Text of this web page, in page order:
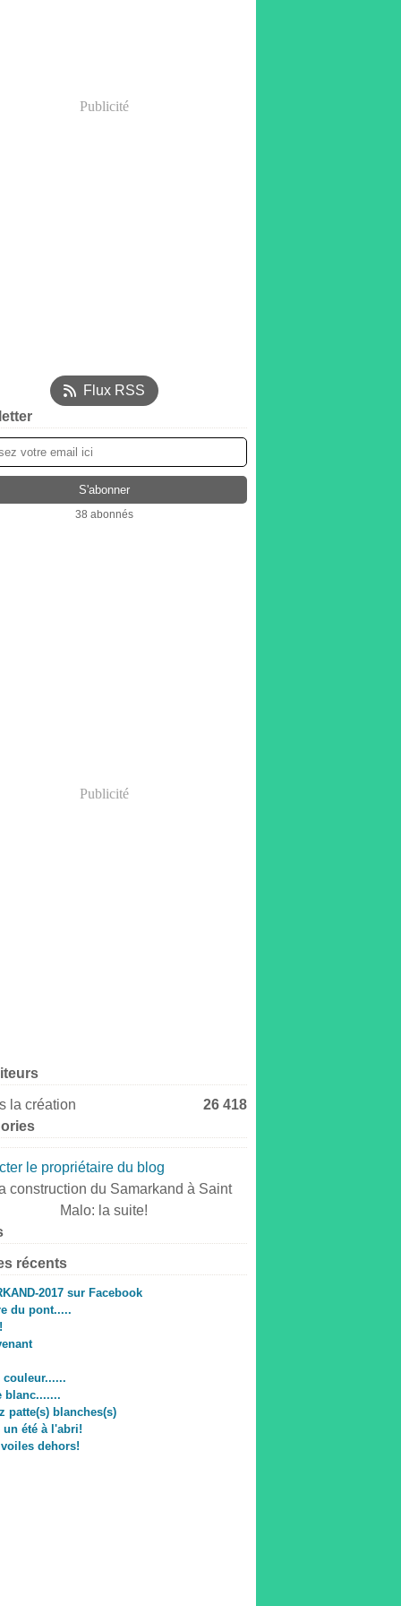
Publicité
Flux RSS
38 abonnés
Publicité
la création
26 418
le propriétaire du blog
récents
2017 sur Facebook
du pont.....
couleur......
blanc.......
patte(s) blanches(s)
un été à l'abri!
dehors!